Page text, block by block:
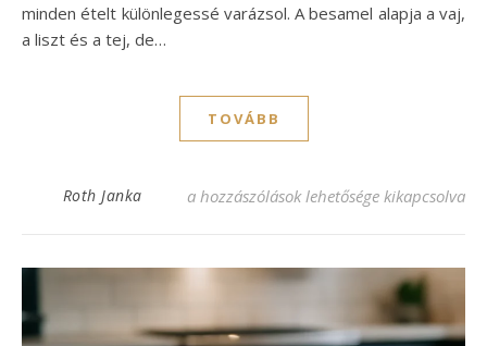
minden ételt különlegessé varázsol. A besamel alapja a vaj,
a liszt és a tej, de…
TOVÁBB
Roth Janka Fenséges besamel recept, ami minden
a hozzászólások lehetősége kikapcsolva